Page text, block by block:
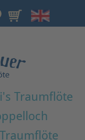
Traumflöte